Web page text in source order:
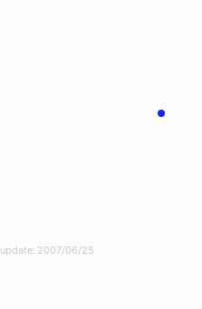
update: 2007/06/25